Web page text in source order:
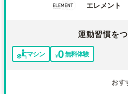
エレメント
運動習慣を
マシン 無料体験
おす